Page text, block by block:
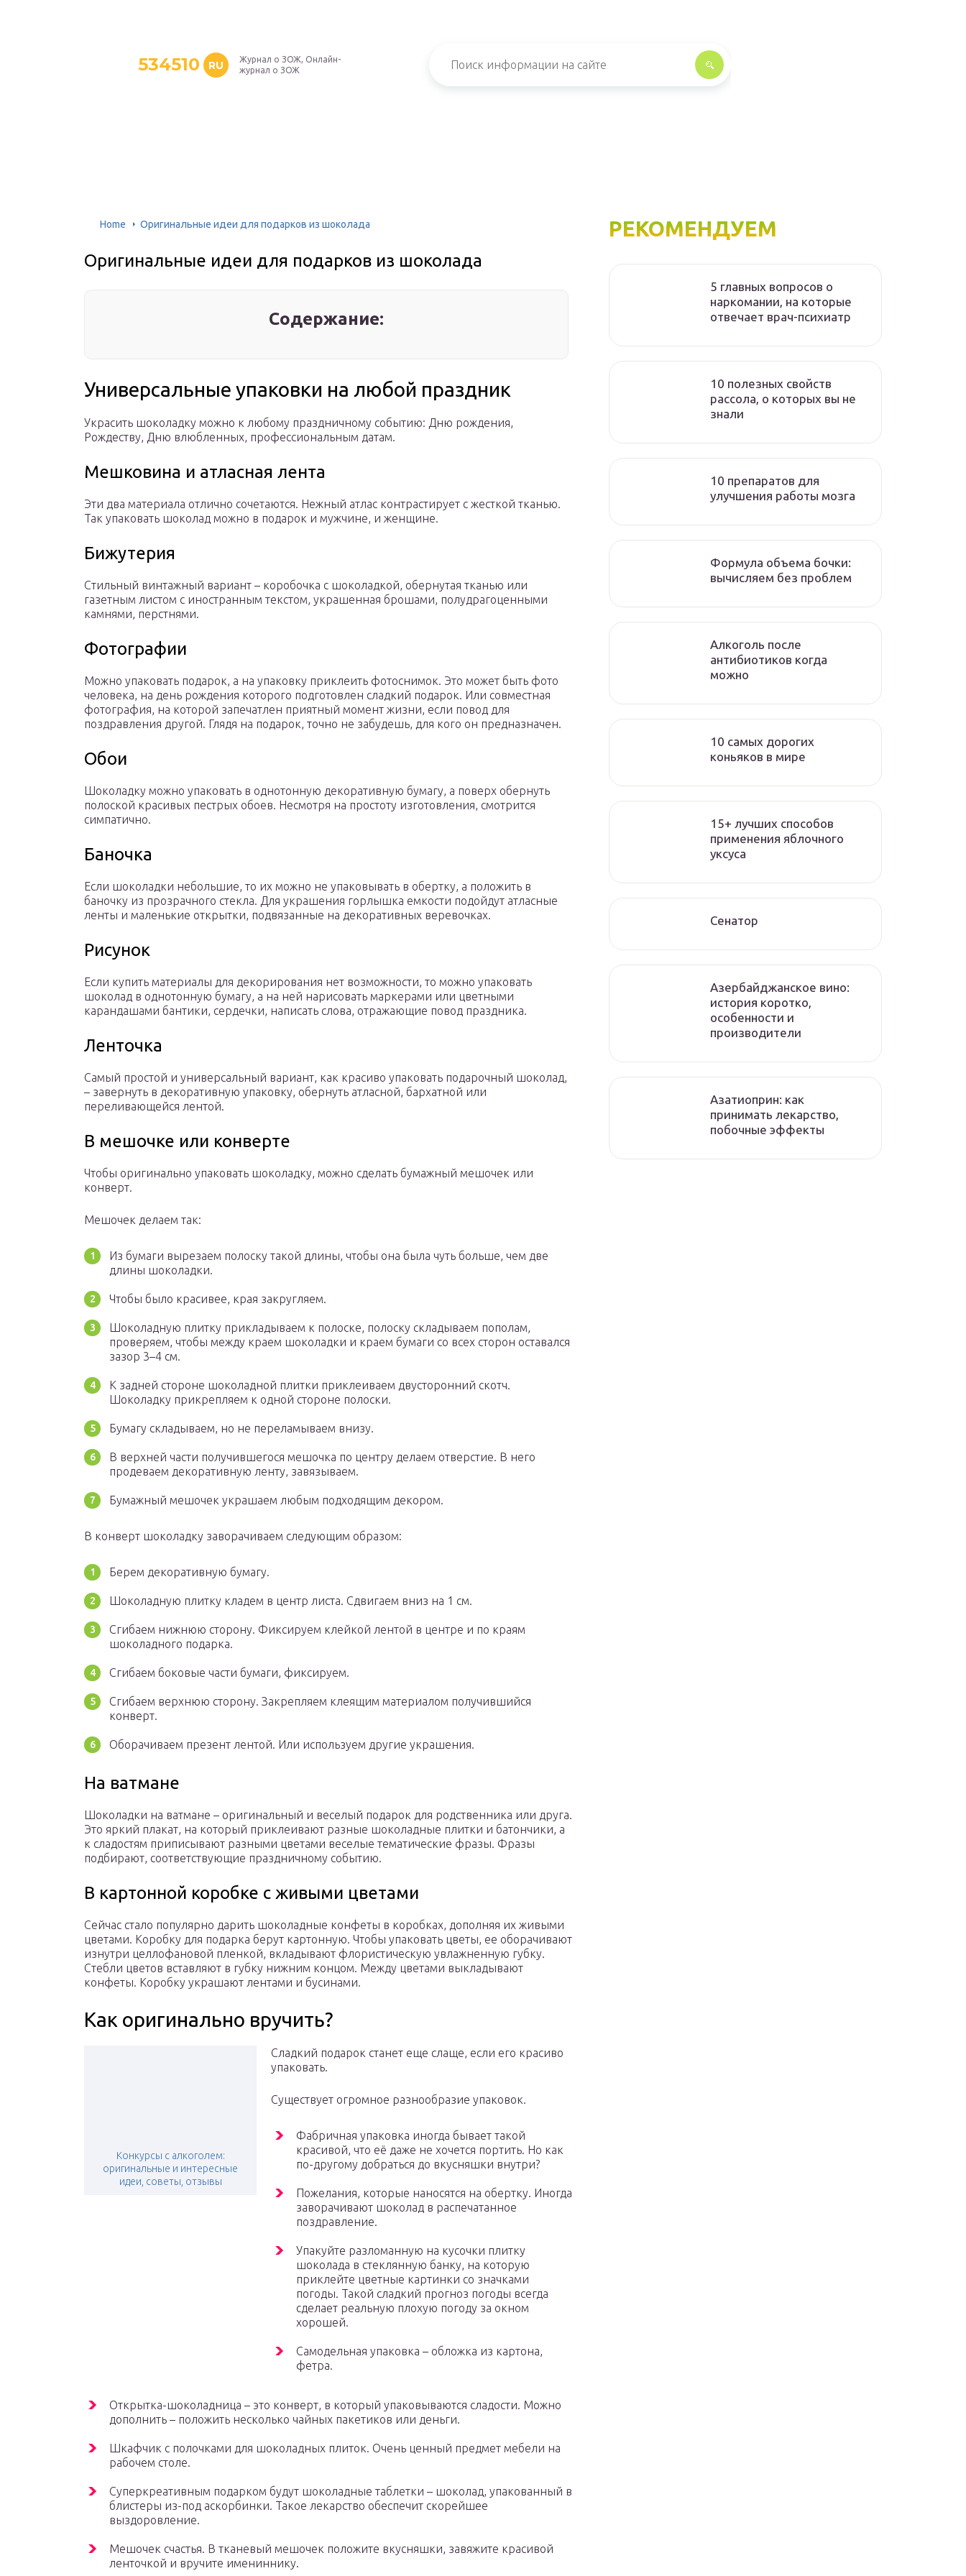
534510 RU
Журнал о ЗОЖ, Онлайн-
журнал о ЗОЖ
Home Оригинальные идеи для подарков из шоколада
Оригинальные идеи для подарков из шоколада
Содержание:
Универсальные упаковки на любой праздник
Украсить шоколадку можно к любому праздничному событию: Дню рождения,
Рождеству, Дню влюбленных, профессиональным датам.
Мешковина и атласная лента
Эти два материала отлично сочетаются. Нежный атлас контрастирует с жесткой тканью.
Так упаковать шоколад можно в подарок и мужчине, и женщине.
Бижутерия
Стильный винтажный вариант – коробочка с шоколадкой, обернутая тканью или
газетным листом с иностранным текстом, украшенная брошами, полудрагоценными
камнями, перстнями.
Фотографии
Можно упаковать подарок, а на упаковку приклеить фотоснимок. Это может быть фото
человека, на день рождения которого подготовлен сладкий подарок. Или совместная
фотография, на которой запечатлен приятный момент жизни, если повод для
поздравления другой. Глядя на подарок, точно не забудешь, для кого он предназначен.
Обои
Шоколадку можно упаковать в однотонную декоративную бумагу, а поверх обернуть
полоской красивых пестрых обоев. Несмотря на простоту изготовления, смотрится
симпатично.
Баночка
Если шоколадки небольшие, то их можно не упаковывать в обертку, а положить в
баночку из прозрачного стекла. Для украшения горлышка емкости подойдут атласные
ленты и маленькие открытки, подвязанные на декоративных веревочках.
Рисунок
Если купить материалы для декорирования нет возможности, то можно упаковать
шоколад в однотонную бумагу, а на ней нарисовать маркерами или цветными
карандашами бантики, сердечки, написать слова, отражающие повод праздника.
Ленточка
Самый простой и универсальный вариант, как красиво упаковать подарочный шоколад,
– завернуть в декоративную упаковку, обернуть атласной, бархатной или
переливающейся лентой.
В мешочке или конверте
Чтобы оригинально упаковать шоколадку, можно сделать бумажный мешочек или
конверт.
Мешочек делаем так:
Из бумаги вырезаем полоску такой длины, чтобы она была чуть больше, чем две
длины шоколадки.
Чтобы было красивее, края закругляем.
Шоколадную плитку прикладываем к полоске, полоску складываем пополам,
проверяем, чтобы между краем шоколадки и краем бумаги со всех сторон оставался
зазор 3–4 см.
К задней стороне шоколадной плитки приклеиваем двусторонний скотч.
Шоколадку прикрепляем к одной стороне полоски.
Бумагу складываем, но не переламываем внизу.
В верхней части получившегося мешочка по центру делаем отверстие. В него
продеваем декоративную ленту, завязываем.
Бумажный мешочек украшаем любым подходящим декором.
В конверт шоколадку заворачиваем следующим образом:
Берем декоративную бумагу.
Шоколадную плитку кладем в центр листа. Сдвигаем вниз на 1 см.
Сгибаем нижнюю сторону. Фиксируем клейкой лентой в центре и по краям
шоколадного подарка.
Сгибаем боковые части бумаги, фиксируем.
Сгибаем верхнюю сторону. Закрепляем клеящим материалом получившийся
конверт.
Оборачиваем презент лентой. Или используем другие украшения.
На ватмане
Шоколадки на ватмане – оригинальный и веселый подарок для родственника или друга.
Это яркий плакат, на который приклеивают разные шоколадные плитки и батончики, а
к сладостям приписывают разными цветами веселые тематические фразы. Фразы
подбирают, соответствующие праздничному событию.
В картонной коробке с живыми цветами
Сейчас стало популярно дарить шоколадные конфеты в коробках, дополняя их живыми
цветами. Коробку для подарка берут картонную. Чтобы упаковать цветы, ее оборачивают
изнутри целлофановой пленкой, вкладывают флористическую увлажненную губку.
Стебли цветов вставляют в губку нижним концом. Между цветами выкладывают
конфеты. Коробку украшают лентами и бусинами.
Как оригинально вручить?
Конкурсы с алкоголем:
оригинальные и интересные
идеи, советы, отзывы
Сладкий подарок станет еще слаще, если его красиво
упаковать.
Существует огромное разнообразие упаковок.
Фабричная упаковка иногда бывает такой
красивой, что её даже не хочется портить. Но как
по-другому добраться до вкусняшки внутри?
Пожелания, которые наносятся на обертку. Иногда
заворачивают шоколад в распечатанное
поздравление.
Упакуйте разломанную на кусочки плитку
шоколада в стеклянную банку, на которую
приклейте цветные картинки со значками
погоды. Такой сладкий прогноз погоды всегда
сделает реальную плохую погоду за окном
хорошей.
Самодельная упаковка – обложка из картона,
фетра.
Открытка-шоколадница – это конверт, в который упаковываются сладости. Можно
дополнить – положить несколько чайных пакетиков или деньги.
Шкафчик с полочками для шоколадных плиток. Очень ценный предмет мебели на
рабочем столе.
Суперкреативным подарком будут шоколадные таблетки – шоколад, упакованный в
блистеры из-под аскорбинки. Такое лекарство обеспечит скорейшее
выздоровление.
Мешочек счастья. В тканевый мешочек положите вкусняшки, завяжите красивой
ленточкой и вручите имениннику.
РЕКОМЕНДУЕМ
5 главных вопросов о
наркомании, на которые
отвечает врач-психиатр
10 полезных свойств
рассола, о которых вы не
знали
10 препаратов для
улучшения работы мозга
Формула объема бочки:
вычисляем без проблем
Алкоголь после
антибиотиков когда
можно
10 самых дорогих
коньяков в мире
15+ лучших способов
применения яблочного
уксуса
Сенатор
Азербайджанское вино:
история коротко,
особенности и
производители
Азатиоприн: как
принимать лекарство,
побочные эффекты